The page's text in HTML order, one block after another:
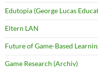
Edutopia (George Lucas
Eltern LAN
Future of Game-Based
Game Research (Archiv)